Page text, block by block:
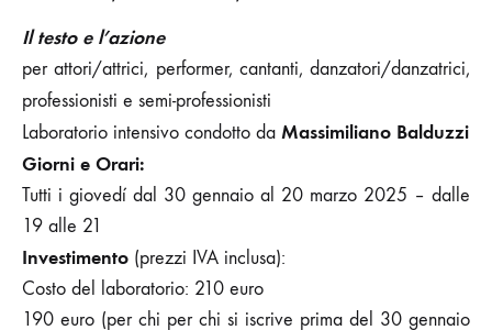
Il testo e l’azione
per attori/attrici, performer, cantanti, danzatori/danzatrici,
professionisti e semi-professionisti
Laboratorio intensivo condotto da Massimiliano Balduzzi
Giorni e Orari:
Tutti i giovedí dal 30 gennaio al 20 marzo 2025 – dalle
19 alle 21
Investimento (prezzi IVA inclusa):
Costo del laboratorio: 210 euro
190 euro (per chi per chi si iscrive prima del 30 gennaio